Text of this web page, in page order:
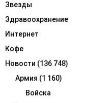
Звезды
Здравоохранение
Интернет
Кофе
Новости (136 748)
Армия (1 160)
Войска